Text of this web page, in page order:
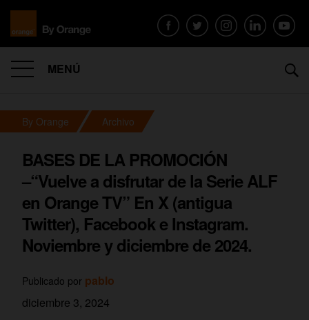
MENÚ
By Orange Archivo
BASES DE LA PROMOCIÓN
–“Vuelve a disfrutar de la Serie ALF
en Orange TV” En X (antigua
Twitter), Facebook e Instagram.
Noviembre y diciembre de 2024.
Publicado por pablo
diciembre 3, 2024